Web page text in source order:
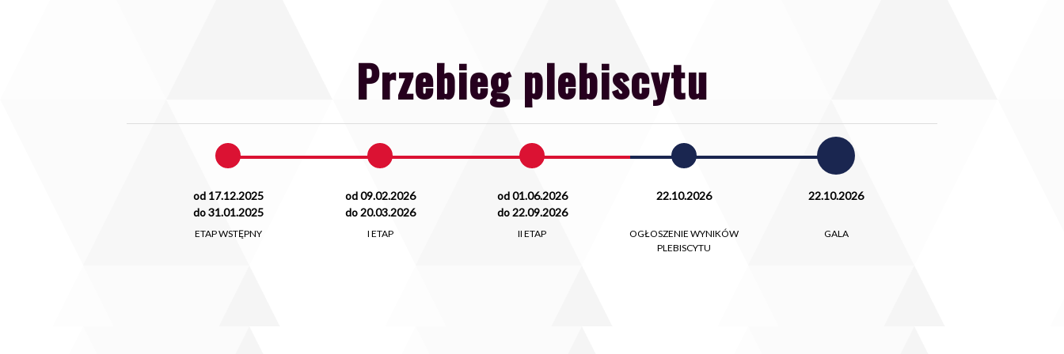
Przebieg plebiscytu
od 17.12.2025
do 31.01.2025
ETAP WSTĘPNY
od 09.02.2026
do 20.03.2026
I ETAP
od 01.06.2026
do 22.09.2026
II ETAP
22.10.2026
OGŁOSZENIE WYNIKÓW
PLEBISCYTU
22.10.2026
GALA